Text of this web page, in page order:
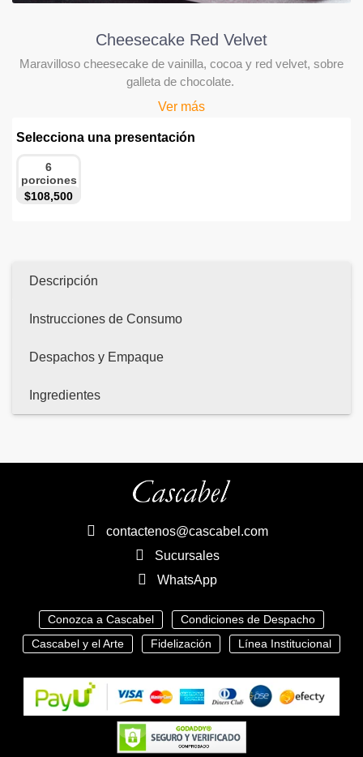
Cheesecake Red Velvet
Maravilloso cheesecake de vainilla, cocoa y red velvet, sobre
galleta de chocolate.
Ver más
Selecciona una presentación
6
porciones
$108,500
Descripción
Instrucciones de Consumo
Despachos y Empaque
Ingredientes
contactenos@cascabel.com
Sucursales
WhatsApp
Conozca a Cascabel
Condiciones de Despacho
Cascabel y el Arte
Fidelización Línea Institucional